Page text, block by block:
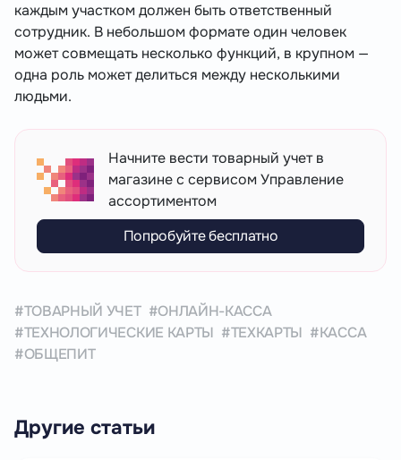
каждым участком должен быть ответственный
сотрудник. В небольшом формате один человек
может совмещать несколько функций, в крупном —
одна роль может делиться между несколькими
людьми.
Начните вести товарный учет в
магазине с сервисом Управление
ассортиментом
Попробуйте бесплатно
ТОВАРНЫЙ УЧЕТ
ОНЛАЙН-КАССА
ТЕХНОЛОГИЧЕСКИЕ КАРТЫ
ТЕХКАРТЫ
КАССА
ОБЩЕПИТ
Другие статьи